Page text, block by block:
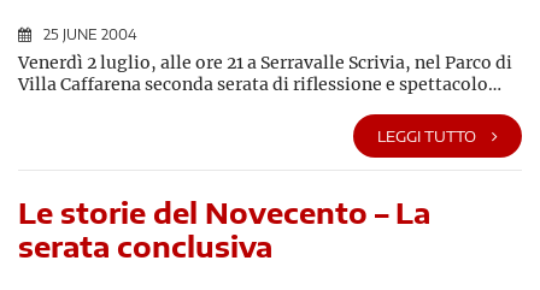
25 JUNE 2004
Venerdì 2 luglio, alle ore 21 a Serravalle Scrivia, nel Parco di
Villa Caffarena seconda serata di riflessione e spettacolo…
LEGGI TUTTO
Le storie del Novecento – La
serata conclusiva